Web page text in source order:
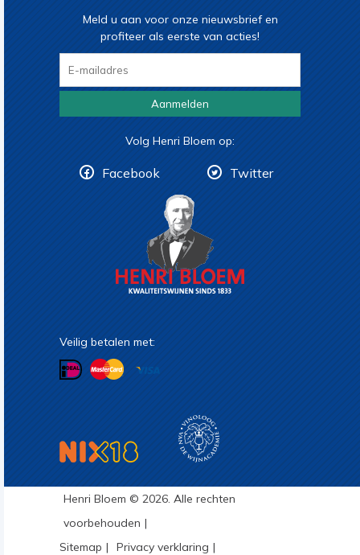
Meld u aan voor onze nieuwsbrief en
profiteer als eerste van acties!
Aanmelden
Volg Henri Bloem op:
Facebook Twitter
Veilig betalen met:
Henri Bloem © 2026. Alle rechten
voorbehouden
Sitemap
Privacy verklaring